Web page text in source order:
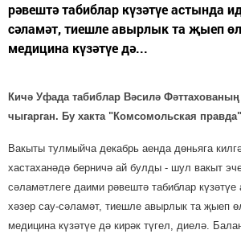
рәвештә табиблар күзәтүе астында
сәламәт, тиешле авырлык та җыеп
медицина күзәтүе дә...
Кичә Уфада табиблар Вәсилә
чыгарган. Бу хакта "Комсомольская
Вакыты тулмыйча декабрь аенда дөньяга
хастаханәдә берничә ай булды - шул вакыт
сәламәтлеге даими рәвештә табиблар
хәзер сау-сәламәт, тиешле авырлык та җыеп
медицина күзәтүе дә кирәк түгел, диелә.